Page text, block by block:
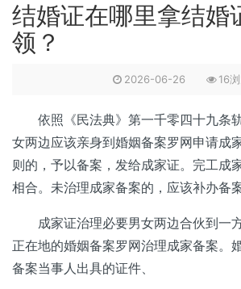
结婚证在哪里拿结婚
领？
2026-06-26 16
依照《民法典》第一千零四十九条
女两边应该亲身到婚姻备案罗网申请成
则的，予以备案，发给成家证。完工成
相合。未治理成家备案的，应该补办备案
成家证治理必要男女两边合伙到一
正在地的婚姻备案罗网治理成家备案。
备案当事人出具的证件、